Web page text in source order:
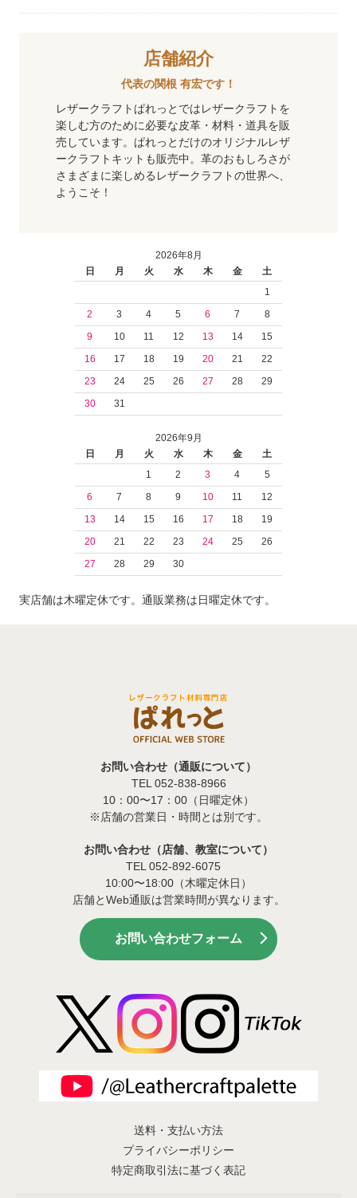
店舗紹介
代表の関根 有宏です！
レザークラフトぱれっとではレザークラフトを
楽しむ方のために必要な皮革・材料・道具を販
売しています。ぱれっとだけのオリジナルレザ
ークラフトキットも販売中。革のおもしろさが
さまざまに楽しめるレザークラフトの世界へ、
ようこそ！
2026年8月
日
月 火 水 木 金
土
1
2
3 4 5 6 7
8
9
10 11 12 13 14
15
16
17 18 19 20 21
22
23
24 25 26 27 28
29
30
31
2026年9月
日
月 火 水 木 金
土
1
2 3 4
5
6
7 8 9 10 11
12
13
14 15 16 17 18
19
20
21 22 23 24 25
26
27
28 29 30
実店舗は木曜定休です。通販業務は日曜定休です。
お問い合わせ（通販について）
TEL 052-838-8966
10：00〜17：00（日曜定休）
※店舗の営業日・時間とは別です。
お問い合わせ（店舗、教室について）
TEL 052-892-6075
10:00〜18:00（木曜定休日）
店舗とWeb通販は営業時間が異なります。
お問い合わせフォーム
送料・支払い方法
プライバシーポリシー
特定商取引法に基づく表記